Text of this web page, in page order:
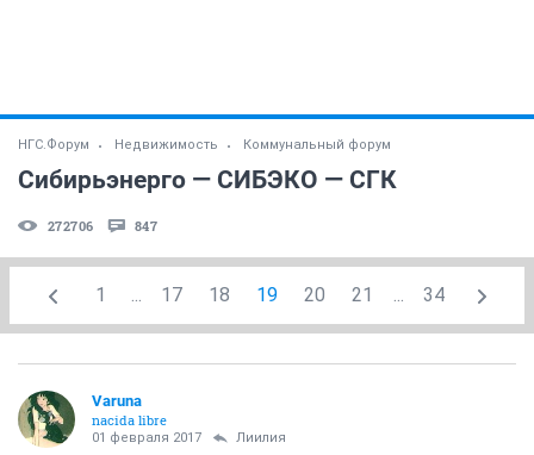
НГС.Форум Недвижимость Коммунальный форум
Сибирьэнерго — СИБЭКО — СГК
272706 847
1 ... 17 18 19 20 21 ... 34
Varuna
nacida libre
01 февраля 2017 Лиилия